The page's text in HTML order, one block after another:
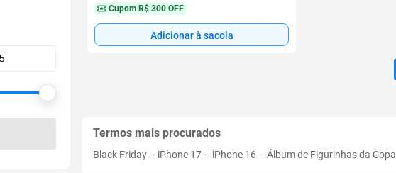
Cupom R$ 300 OFF
Adicionar à sacola
Termos mais procurados
Black Friday – iPhone 17 – iPhone 16 – Álbum de Figurinhas da Copa